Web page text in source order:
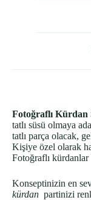
Fotoğraflı Kürdan
tatlı süsü olmaya
tatlı parça olacak,
Kişiye özel olarak
Fotoğraflı kürdanlar
Konseptinizin en
kürdan partinizi